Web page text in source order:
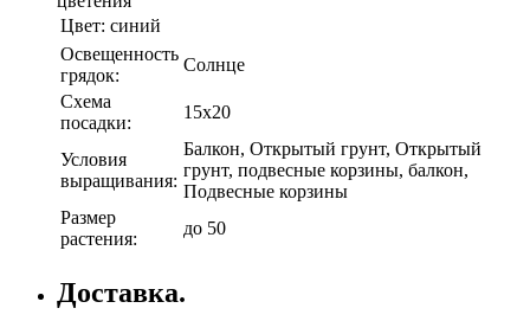
Цвет: синий
Освещенность
грядок:
Солнце
Схема
посадки:
15х20
Условия
выращивания:
Балкон, Открытый грунт, Открытый
грунт, подвесные корзины, балкон,
Подвесные корзины
Размер
растения:
до 50
Доставка.